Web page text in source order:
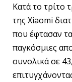
Κατά το τρίτο
της Xiaomi
που έφτασαν
παγκόσμιες
συνολικά σε